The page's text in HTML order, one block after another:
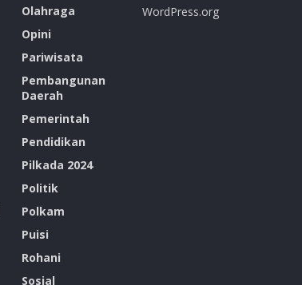
Olahraga
Opini
Pariwisata
Pembangunan
Daerah
Pemerintah
Pendidikan
Pilkada 2024
Politik
Polkam
Puisi
Rohani
Sosial
WordPress.org